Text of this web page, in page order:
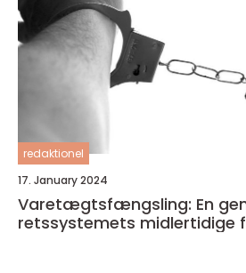
redaktionel
17. January 2024
Varetægtsfængsling: En
retssystemets midlertidige